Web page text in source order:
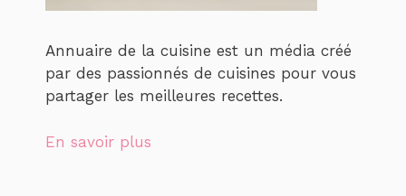
Annuaire de la cuisine est un média créé
par des passionnés de cuisines pour vous
partager les meilleures recettes.
En savoir plus